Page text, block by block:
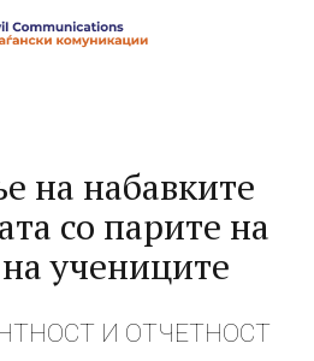
на набавките
со парите на
учениците
И ОТЧЕТНОСТ